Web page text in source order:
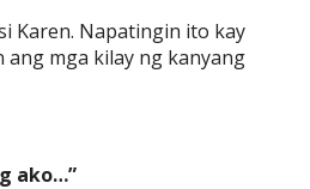
Karen. Napatingin ito kay
ang mga kilay ng kanyang
ako…”